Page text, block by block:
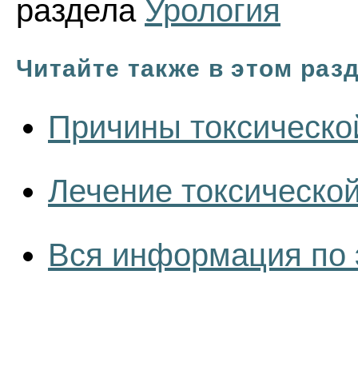
раздела Урология
Читайте также в этом
Причины
Лечение
Вся информация по